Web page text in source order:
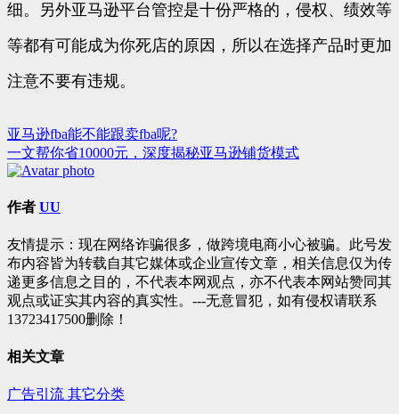
细。另外亚马逊平台管控是十份严格的，侵权、绩效等
等都有可能成为你死店的原因，所以在选择产品时更加
注意不要有违规。
文
章
导
亚马逊fba能不能跟卖fba呢?
一文帮你省10000元，深度揭秘亚马逊铺货模式
作者 UU
友情提示：现在网络诈骗很多，做跨境电商小心被骗。此号发
布内容皆为转载自其它媒体或企业宣传文章，相关信息仅为传
递更多信息之目的，不代表本网观点，亦不代表本网站赞同其
观点或证实其内容的真实性。---无意冒犯，如有侵权请联系
13723417500删除！
相关文章
广告引流 其它分类